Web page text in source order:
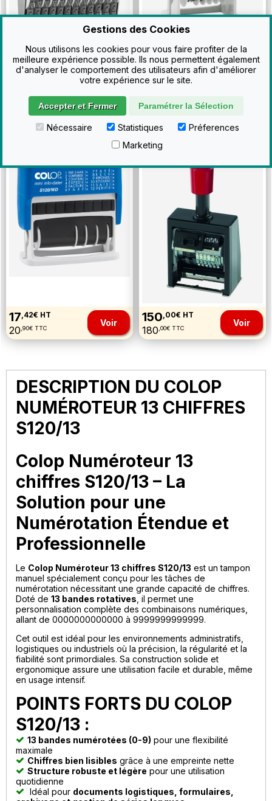
20,92€ HT
25 ,10€ TTC Voir 13,92€ HT
16,70€ TTC Voir
ColopMini-dateur
Multiformule S120
WD
17,42€ HT
20 ,90€ TTC Voir
Tampon Reiner B6K
Folioteur 4.5mm
150,00€ HT
180 ,00€ TTC Voir
DESCRIPTION DU COLOP
NUMÉROTEUR 13 CHIFFRES
S120/13
Colop Numéroteur 13
chiffres S120/13 – La
Solution pour une
Numérotation Étendue et
Professionnelle
Le Colop Numéroteur 13 chiffres S120/13 est un tampon
manuel spécialement conçu pour les tâches de
numérotation nécessitant une grande capacité de chiffres.
Doté de 13 bandes rotatives , il permet une
personnalisation complète des combinaisons numériques,
allant de 0000000000000 à 9999999999999.
Cet outil est idéal pour les environnements administratifs,
logistiques ou industriels où la précision, la régularité et la
fiabilité sont primordiales. Sa construction solide et
ergonomique assure une utilisation facile et durable, même
en usage intensif.
POINTS FORTS DU COLOP
S120/13 :
13 bandes numérotées (0-9) pour une flexibilité
maximale
Chiffres bien lisibles grâce à une empreinte nette
Structure robuste et légère pour une utilisation
quotidienne
Idéal pour documents logistiques, formulaires,
Gestions des Cookies
Nous utilisons les cookies pour vous faire profiter de la
meilleure expérience possible. Ils nous permettent également
d'analyser le comportement des utilisateurs afin d'améliorer
votre expérience sur le site.
Accepter et Fermer Paramétrer la Sélection
Nécessaire Statistiques
Préferences
Marketing